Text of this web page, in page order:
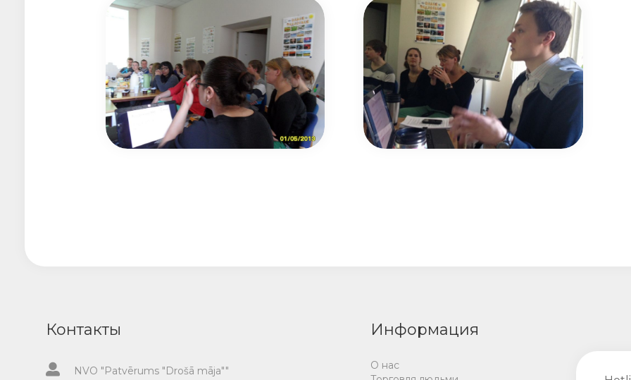
Контакты
NVO "Patvērums "Drošā māja""
Информация
О нас